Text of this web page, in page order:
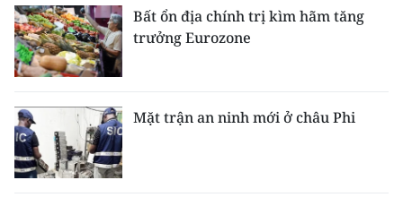
Bất ổn địa chính trị kìm hãm tăng
trưởng Eurozone
Mặt trận an ninh mới ở châu Phi